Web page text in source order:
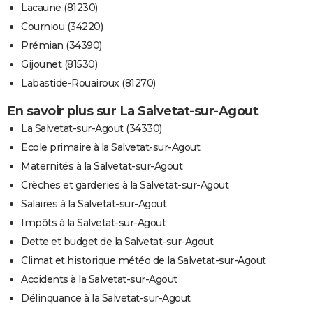
Lacaune (81230)
Courniou (34220)
Prémian (34390)
Gijounet (81530)
Labastide-Rouairoux (81270)
En savoir plus sur La Salvetat-sur-Agout
La Salvetat-sur-Agout (34330)
Ecole primaire à la Salvetat-sur-Agout
Maternités à la Salvetat-sur-Agout
Crèches et garderies à la Salvetat-sur-Agout
Salaires à la Salvetat-sur-Agout
Impôts à la Salvetat-sur-Agout
Dette et budget de la Salvetat-sur-Agout
Climat et historique météo de la Salvetat-sur-Agout
Accidents à la Salvetat-sur-Agout
Délinquance à la Salvetat-sur-Agout